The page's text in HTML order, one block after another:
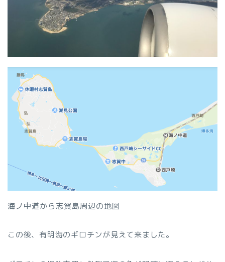
海ノ中道から志賀島周辺の地図
この後、有明海のギロチンが見えて来ました。